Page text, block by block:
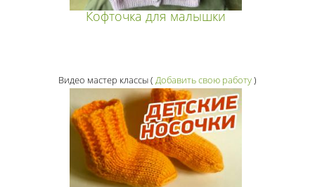
Кофточка для малышки
Видео мастер классы( Добавить свою работу)